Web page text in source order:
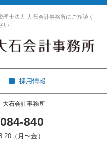
士法人 大石会計事務所にご相談く
い！
採用情報
石会計事務所
840
（月〜金）